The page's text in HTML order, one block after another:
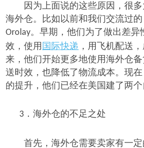
因为上面说的这些原因，很
海外仓。比如以前和我们交流过
Orolay。早期，他们为了做出差异
效，使用 国际快递 ，用飞机配送
来，他们开始更多地使用海外仓
送时效，也降低了物流成本。现
的提升，他们已经在美国建了两个
3．海外仓的不足之处
首先，海外仓需要卖家有一